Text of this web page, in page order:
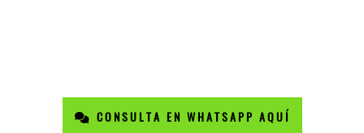
CONSULTA EN WHATSAPP AQUÍ